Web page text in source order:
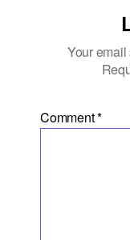
Your
Comment*